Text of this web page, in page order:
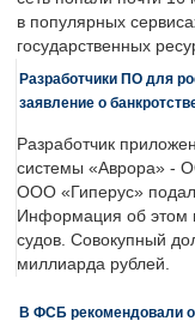
в популярных
государственных
Разработчики ПО для
заявление о
Разработчик
системы «Аврора» -
ООО «Гиперус»
Информация об этом
судов. Совокупный
миллиарда рублей.
В ФСБ рекомендовали